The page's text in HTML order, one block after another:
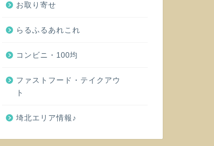
お取り寄せ
らるふるあれこれ
コンビニ・100均
ファストフード・テイクアウ
ト
埼北エリア情報♪